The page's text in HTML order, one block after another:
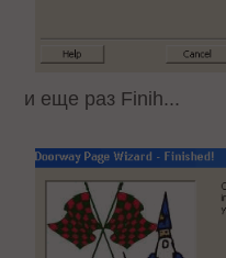
и еще раз Finih...